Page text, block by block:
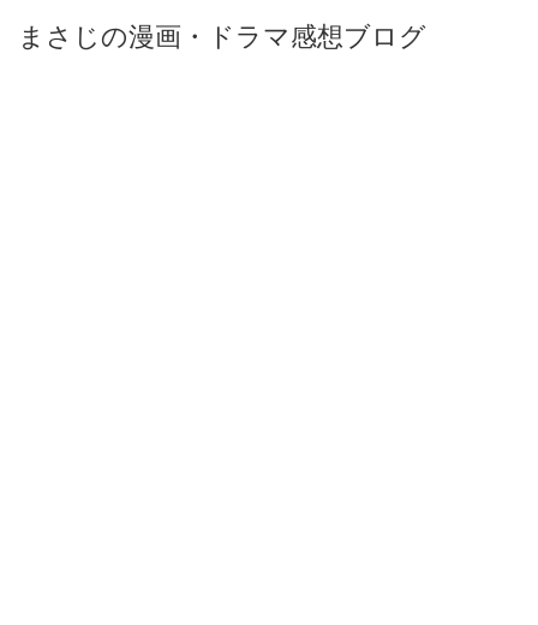
まさじの漫画・ドラマ感想ブログ